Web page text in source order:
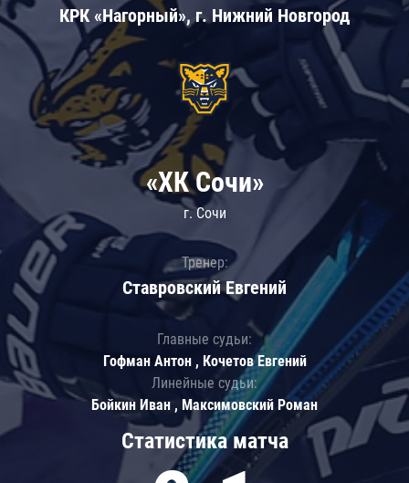
КРК «Нагорный», г. Нижний Новгород
Статистика матча
«ХК Сочи»
г. Сочи
Тренер:
Ставровский Евгений
Главные судьи:
Гофман Антон , Кочетов Евгений
Линейные судьи:
Бойкин Иван , Максимовский Роман